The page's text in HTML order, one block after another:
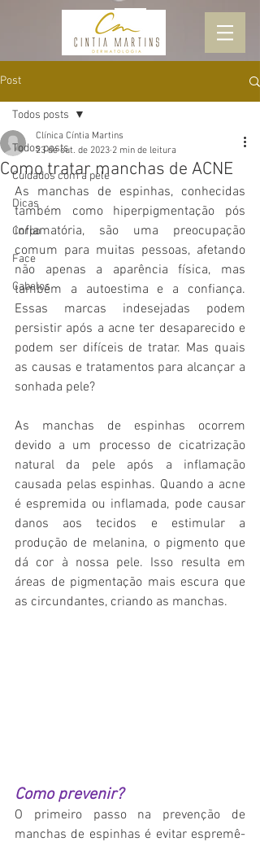
Post
Todos posts
Cuidados com a pele
Dicas
Corpo
Face
Cabelos
Todos posts
Como tratar manchas de ACNE
Clínica Cíntia Martins
23 de out. de 2023 2 min de leitura
As manchas de espinhas, conhecidas
também como hiperpigmentação pós
inflamatória, são uma preocupação
comum para muitas pessoas, afetando
não apenas a aparência física, mas
também a autoestima e a confiança.
Essas marcas indesejadas podem
persistir após a acne ter desaparecido e
podem ser difíceis de tratar. Mas quais
as causas e tratamentos para alcançar a
sonhada pele?
As manchas de espinhas ocorrem
devido a um processo de cicatrização
natural da pele após a inflamação
causada pelas espinhas. Quando a acne
é espremida ou inflamada, pode causar
danos aos tecidos e estimular a
produção de melanina, o pigmento que
dá cor à nossa pele. Isso resulta em
áreas de pigmentação mais escura que
as circundantes, criando as manchas.
Como prevenir?
O primeiro passo na prevenção de
manchas de espinhas é evitar espremê-